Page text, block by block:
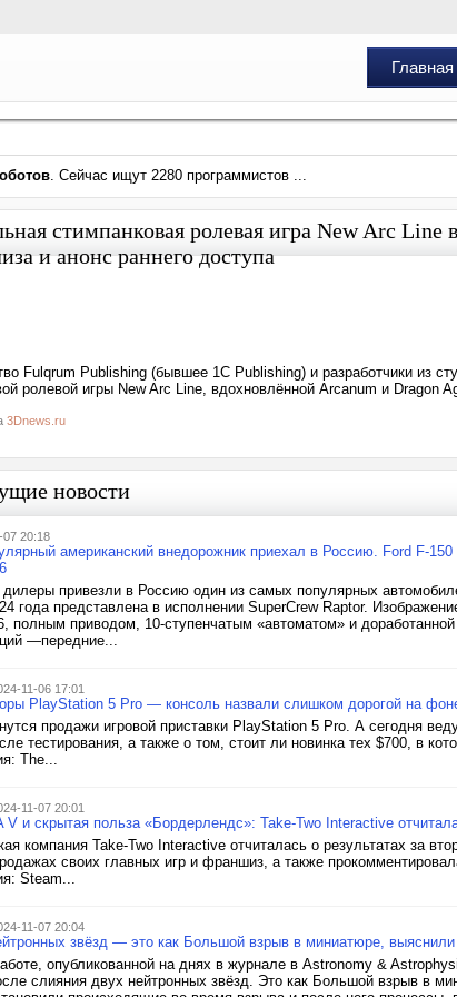
Главная
. Сейчас ищут 2280 программистов ...
стимпанковая ролевая игра New Arc
и анонс раннего доступа
Fulqrum Publishing (бывшее 1C Publishing) и разработчики из
ролевой игры New Arc Line, вдохновлённой Arcanum и Dragon
3Dnews.ru
новости
07 20:18
американский внедорожник приехал в Россию. Ford F-
привезли в Россию один из самых популярных
года представлена в исполнении SuperCrew Raptor.
полным приводом, 10-ступенчатым «автоматом» и
—передние...
11-06 17:01
PlayStation 5 Pro — консоль назвали слишком дорогой на
продажи игровой приставки PlayStation 5 Pro. А сегодня
тестирования, а также о том, стоит ли новинка тех $700, в
The...
11-07 20:01
V и скрытая польза «Бордерлендс»: Take-Two Interactive
компания Take-Two Interactive отчиталась о результатах за
своих главных игр и франшиз, а также
Steam...
11-07 20:04
звёзд — это как Большой взрыв в миниатюре,
опубликованной на днях в журнале в Astronomy &
слияния двух нейтронных звёзд. Это как Большой взрыв в